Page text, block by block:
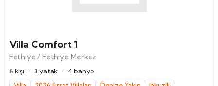
Villa Comfort 1
Fethiye / Fethiye Merkez
6 kişi · 3 yatak · 4 banyo